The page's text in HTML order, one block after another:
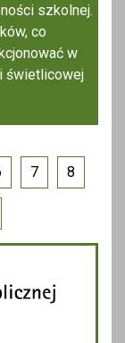
szkolnej.
co
w
świetlicowej
7 8